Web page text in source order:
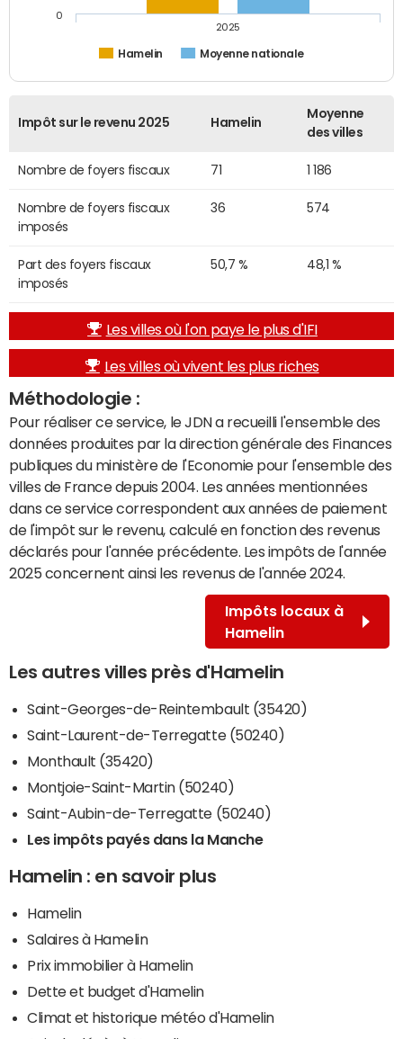
Hamelin Moyenne nationale
2025
0
Impôt sur le revenu 2025 Hamelin
Moyenne
des villes
Nombre de foyers fiscaux 71 1 186
Nombre de foyers fiscaux
imposés
36 574
Part des foyers fiscaux
imposés
50,7 % 48,1 %
Les villes où l'on paye le plus d'IFI
Les villes où vivent les plus riches
Méthodologie :
Pour réaliser ce service, le JDN a recueilli l'ensemble des
données produites par la direction générale des Finances
publiques du ministère de l'Economie pour l'ensemble des
villes de France depuis 2004. Les années mentionnées
dans ce service correspondent aux années de paiement
de l'impôt sur le revenu, calculé en fonction des revenus
déclarés pour l'année précédente. Les impôts de l'année
2025 concernent ainsi les revenus de l'année 2024.
Impôts locaux à
Hamelin
Les autres villes près d'Hamelin
Saint-Georges-de-Reintembault (35420)
Saint-Laurent-de-Terregatte (50240)
Monthault (35420)
Montjoie-Saint-Martin (50240)
Saint-Aubin-de-Terregatte (50240)
Les impôts payés dans la Manche
Hamelin : en savoir plus
Hamelin
Salaires à Hamelin
Prix immobilier à Hamelin
Dette et budget d'Hamelin
Climat et historique météo d'Hamelin